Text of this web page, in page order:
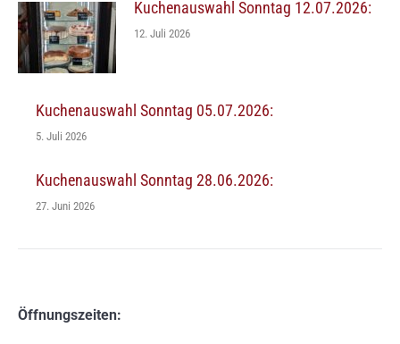
Kuchenauswahl Sonntag 12.07.2026:
12. Juli 2026
Kuchenauswahl Sonntag 05.07.2026:
5. Juli 2026
Kuchenauswahl Sonntag 28.06.2026:
27. Juni 2026
Öffnungszeiten: